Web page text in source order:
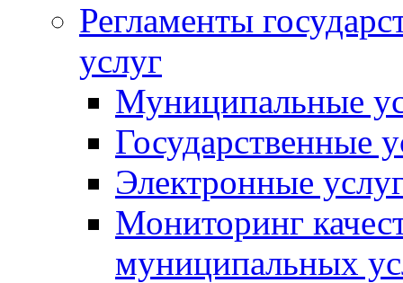
Регламенты
услуг
Муниципальные
Государственные
Электронные
Мониторинг
муниципальных